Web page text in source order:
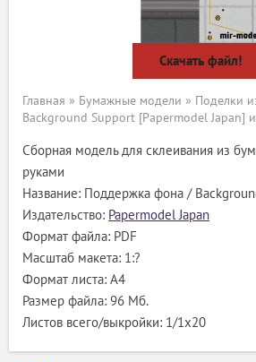
Скачать файл!
Главная » Бумажные модели » Поделки
Background Support [Papermodel Japan]
Сборная модель для склеивания из
руками
Название: Поддержка фона /
Издательство: Papermodel Japan
Формат файла: PDF
Масштаб макета: 1:?
Формат листа: А4
Размер файла: 96 Мб.
Листов всего/выкройки: 1/1х20